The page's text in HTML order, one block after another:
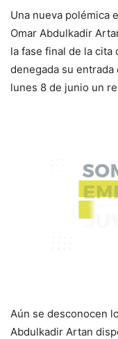
Una nueva polémica
Omar Abdulkadir
la fase final de la
denegada su
lunes 8 de junio un
Aún se desconocen
Abdulkadir Artan